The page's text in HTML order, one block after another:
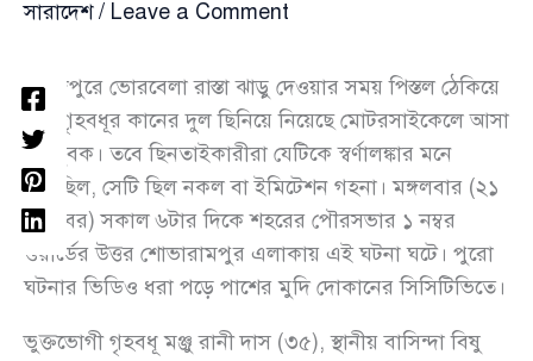
সারাদেশ/ Leave a Comment
ফরিদপুরে ভোরবেলা রাস্তা ঝাড়ু দেওয়ার সময় পিস্তল ঠেকিয়ে
এক গৃহবধূর কানের দুল ছিনিয়ে নিয়েছে মোটরসাইকেলে আসা
দুই যুবক। তবে ছিনতাইকারীরা যেটিকে স্বর্ণালঙ্কার মনে
করেছিল, সেটি ছিল নকল বা ইমিটেশন গহনা। মঙ্গলবার (২১
অক্টোবর) সকাল ৬টার দিকে শহরের পৌরসভার ১ নম্বর
ওয়ার্ডের উত্তর শোভারামপুর এলাকায় এই ঘটনা ঘটে। পুরো
ঘটনার ভিডিও ধরা পড়ে পাশের মুদি দোকানের সিসিটিভিতে।
ভুক্তভোগী গৃহবধূ মঞ্জু রানী দাস (৩৫), স্থানীয় বাসিন্দা বিষু